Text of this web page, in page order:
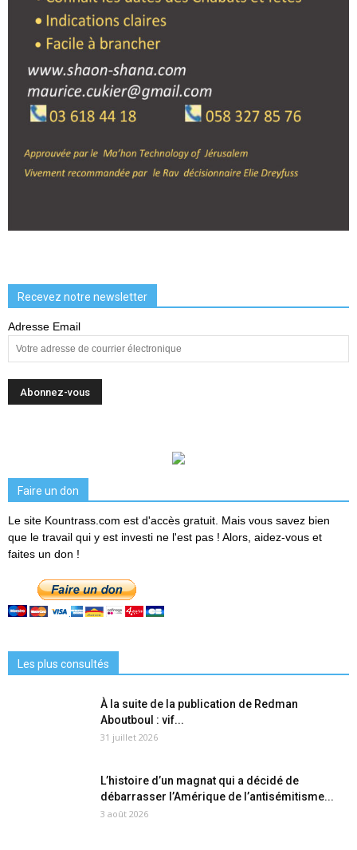
Recevez notre newsletter
Adresse Email
Faire un don
Le site Kountrass.com est d'accès gratuit. Mais vous savez bien
que le travail qui y est investi ne l'est pas ! Alors, aidez-vous et
faites un don !
Les plus consultés
À la suite de la publication de Redman
Aboutboul : vif...
31 juillet 2026
L’histoire d’un magnat qui a décidé de
débarrasser l’Amérique de l’antisémitisme...
3 août 2026